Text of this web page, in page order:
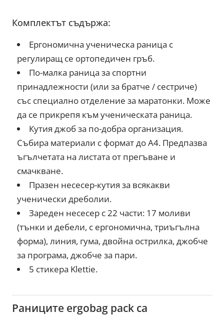
Комплектът съдържа:
Ергономична ученическа раница с
регулиращ се ортопедичен гръб.
По-малка раница за спортни
принадлежности (или за братче / сестриче)
със специално отделение за маратонки. Може
да се прикрепя към ученическата раница.
Кутия джоб за по-добра организация.
Събира материали с формат до А4. Предпазва
ъгълчетата на листата от прегъване и
смачкване.
Празен несесер-кутия за всякакви
ученически дреболии.
Зареден несесер с 22 части: 17 моливи
(тънки и дебели, с ергономична, триъгълна
форма), линия, гума, двойна острилка, джобче
за програма, джобче за пари.
5 стикера Klettie.
Раниците ergobag pack са